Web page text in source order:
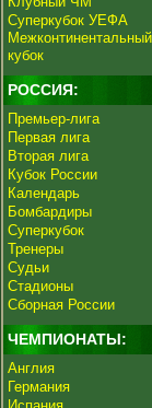
Суперкубок УЕФА
Межконтинентальный
кубок
РОССИЯ:
Премьер-лига
Первая лига
Вторая лига
Кубок России
Календарь
Бомбардиры
Суперкубок
Тренеры
Судьи
Стадионы
Сборная России
ЧЕМПИОНАТЫ:
Англия
Германия